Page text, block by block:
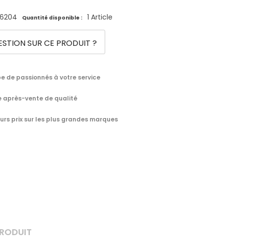
Quantité disponible : 1 Article
SUR CE PRODUIT ?
de passionnés à votre service
après-vente de qualité
prix sur les plus grandes marques